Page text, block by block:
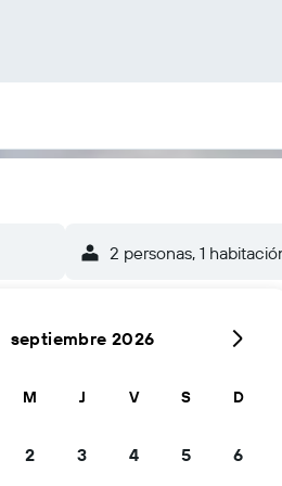
2 personas, 1
septiembre 2026
M J V S D
2 3 4 5 6